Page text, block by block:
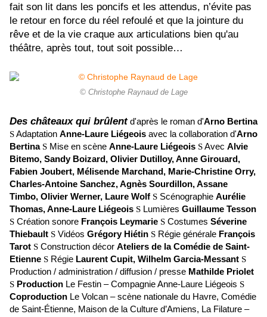
fait son lit dans les poncifs et les attendus, n’évite pas
le retour en force du réel refoulé et que la jointure du
rêve et de la vie craque aux articulations bien qu'au
théâtre, après tout, tout soit possible…
© Christophe Raynaud de Lage
Des châteaux qui brûlentd'après le roman d'Arno Bertina
SAdaptation Anne-Laure Liégeois avec la collaboration d'Arno
Bertina S Mise en scène Anne-Laure Liégeois SAvec Alvie
Bitemo, Sandy Boizard, Olivier Dutilloy, Anne Girouard,
Fabien Joubert, Mélisende Marchand, Marie-Christine Orry,
Charles-Antoine Sanchez, Agnès Sourdillon, Assane
Timbo, Olivier Werner, Laure Wolf S Scénographie Aurélie
Thomas, Anne-Laure Liégeois S Lumières Guillaume Tesson
S Création sonore François Leymarie S Costumes Séverine
Thiebault S Vidéos Grégory Hiétin S Régie générale François
Tarot S Construction décor Ateliers de la Comédie de Saint-
Etienne S Régie Laurent Cupit, Wilhelm Garcia-Messant S
Production / administration / diffusion / presse Mathilde Priolet
S Production Le Festin – Compagnie Anne-Laure Liégeois S
Coproduction Le Volcan – scène nationale du Havre, Comédie
de Saint-Étienne, Maison de la Culture d’Amiens, La Filature –